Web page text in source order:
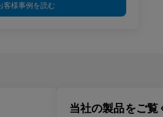
客様事例を読む
当社の製品をご覧